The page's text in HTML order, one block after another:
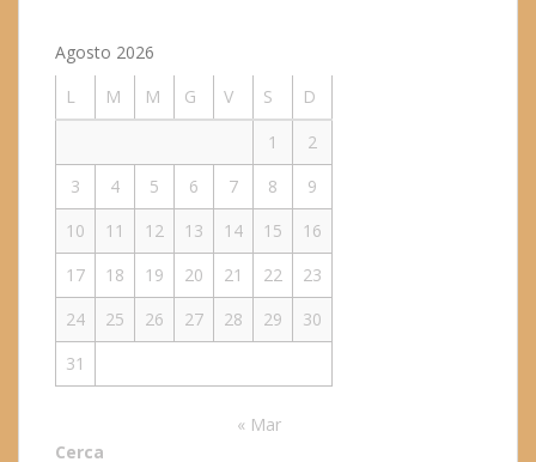
Agosto 2026
L
M M G V S
D
1
2
3
4 5 6 7 8
9
10
11 12 13 14 15
16
17
18 19 20 21 22
23
24
25 26 27 28 29
30
31
« Mar
Cerca